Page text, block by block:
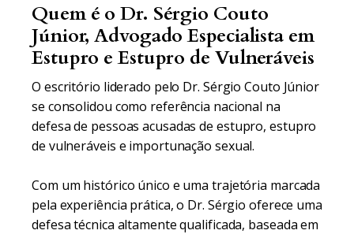
Quem é o Dr. Sérgio Couto
Júnior, Advogado Especialista em
Estupro e Estupro de Vulneráveis
O escritório liderado pelo Dr. Sérgio Couto Júnior
se consolidou como referência nacional na
defesa de pessoas acusadas de estupro, estupro
de vulneráveis e importunação sexual.
Com um histórico único e uma trajetória marcada
pela experiência prática, o Dr. Sérgio oferece uma
defesa técnica altamente qualificada, baseada em